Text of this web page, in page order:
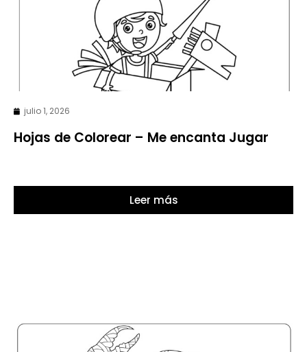
julio 1, 2026
Hojas de Colorear – Me encanta Jugar
Leer más